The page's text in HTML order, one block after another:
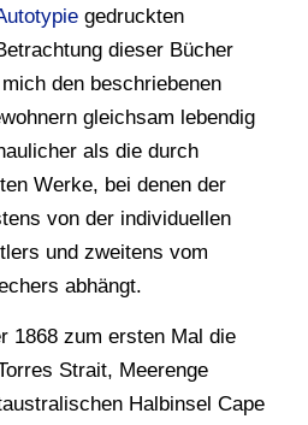
gedruckten
dieser Bücher
den beschriebenen
gleichsam lebendig
als die durch
Werke, bei denen der
von der individuellen
und zweitens vom
abhängt.
1868 zum ersten Mal die
Strait, Meerenge
Halbinsel Cape